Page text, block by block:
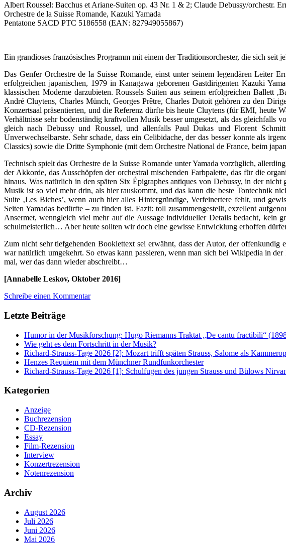
Albert Roussel: Bacchus et Ariane-Suiten op. 43 Nr. 1 & 2; Claude Debussy/orchestr.
Orchestre de la Suisse Romande, Kazuki Yamada
Pentatone SACD PTC 5186558 (EAN: 827949055867)
Ein grandioses französisches Programm mit einem der Traditionsorchester, die sich
Das Genfer Orchestre de la Suisse Romande, einst unter seinem legendären Leiter
erfolgreichen japanischen, 1979 in Kanagawa geborenen Gastdirigenten Kazuki
klassischen Moderne darzubieten. Roussels Suiten aus seinem erfolgreichen Ballett
André Cluytens, Charles Münch, Georges Prêtre, Charles Dutoit gehören zu den
Konzertsaal präsentierten, und die Referenz dürfte bis heute Cluytens (für EMI, heute
Verhältnisse sehr bodenständig kraftvollen Musik besser umgesetzt, als das gleichfalls
gleich nach Debussy und Roussel, und allenfalls Paul Dukas und Florent
Unverwechselbarste. Sehr schade, dass ein Celibidache, der das besser konnte als
Classics) sowie die Dritte Symphonie (mit dem Orchestre National de France, beim
Technisch spielt das Orchestre de la Suisse Romande unter Yamada vorzüglich,
der Akkorde, das Ausschöpfen der orchestral mischenden Farbpalette, das für die
hinaus. Was natürlich in den späten Six Épigraphes antiques von Debussy, in der
Musik ist so viel mehr drin, als hier rauskommt, und das kann die beste Tontechnik
Suite ‚Les Biches’, wenn auch hier alles Hintergründige, Verfeinertere fehlt, und
Seiten Yamadas bedürfte – zu finden ist. Fazit: toll zusammengestellt, exzellent
Ansermet, wenngleich viel mehr auf die Aussage individueller Details bedacht, kein
schulmeisterlich… Aber heute sollten wir doch eine gewisse Entwicklung erhoffen
Zum nicht sehr tiefgehenden Booklettext sei erwähnt, dass der Autor, der offenkundig
war natürlich umgekehrt. So etwas kann passieren, wenn man sich bei Wikipedia in
mal, wer das dann wieder abschreibt…
[Annabelle Leskov, Oktober 2016]
Schreibe einen Kommentar
Letzte Beiträge
Humor in der Musikforschung: Hugo Riemanns Traktat „De cantu fractibili“
Wie geht es dem Fortschritt in der Musik?
Richard-Strauss-Tage 2026 [2]: Mozart trifft späten Strauss, Salome als
Henzes Requiem mit dem Münchner Rundfunkorchester
Richard-Strauss-Tage 2026 [1]: Schulfugen des jungen Strauss und Bülows
Kategorien
Anzeige
Buchrezension
CD-Rezension
Essay
Film-Rezension
Interview
Konzertrezension
Notenrezension
Archiv
August 2026
Juli 2026
Juni 2026
Mai 2026